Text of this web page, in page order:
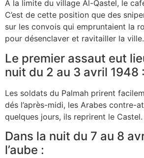
A la limite du village Al-Qastel, le
C’est de cette position que des
sur les convois qui empruntaient la
pour désenclaver et ravitailler la ville.
Le premier assaut eut
nuit du 2 au 3 avril 1948 :
Les soldats du Palmah prirent
dés l’après-midi, les Arabes contre-
quelques jours, ils reprirent le Castel.
Dans la nuit du 7 au 8
l’aube :